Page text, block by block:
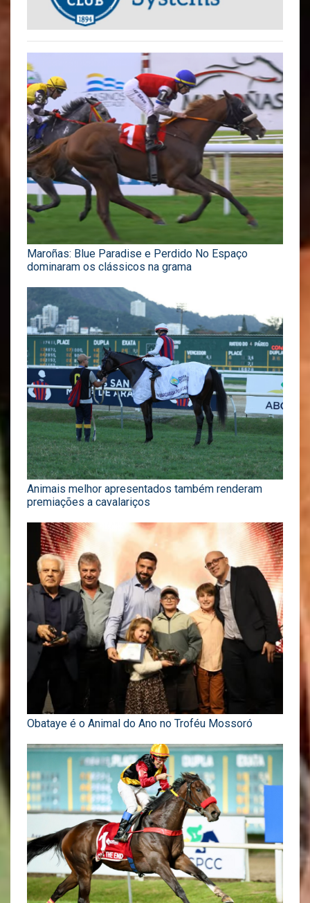
Maroñas: Blue Paradise e Perdido No Espaço
dominaram os clássicos na grama
Animais melhor apresentados também renderam
premiações a cavalariços
Obataye é o Animal do Ano no Troféu Mossoró